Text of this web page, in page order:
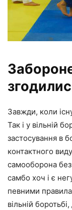
Завжди, коли
Так і у вільній
застосування в
контактного
самооборона
самбо хоч і є
певними
вільній